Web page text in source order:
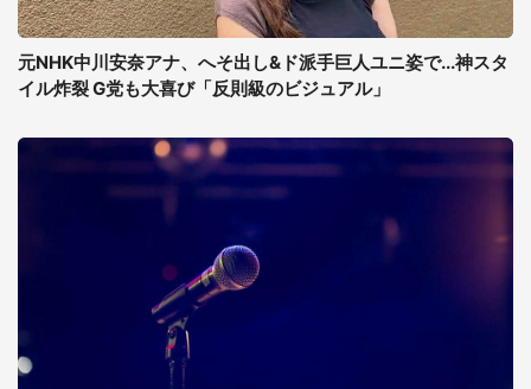
元NHK中川安奈アナ、へそ出し&ド派手巨人ユニ姿で...神スタ
イル炸裂 G党も大喜び「反則級のビジュアル」